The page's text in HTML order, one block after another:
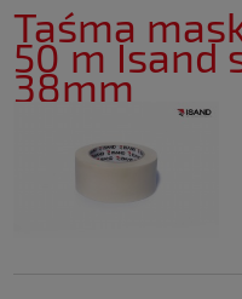
Taśma
50 m Isand
38mm